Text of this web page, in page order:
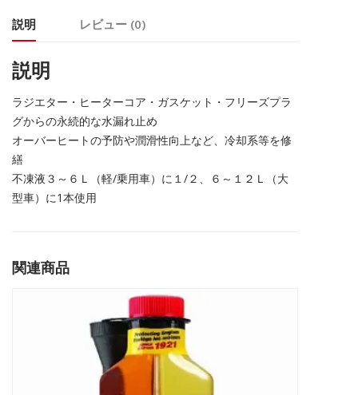
＆
ヒ
ー
タ
ー
コ
ア
ト
ッ
ク
説明 レビュー (0)
説明
ラジエター・ヒーターコア・ガスケット・フリーズプラ
グからの永続的な水漏れ止め
オーバーヒートの予防や潤滑性向上など、冷却系等を修
繕
不凍液３～６Ｌ（軽/乗用車）に１/２、６～１２Ｌ（大
型車）に1本使用
関連商品